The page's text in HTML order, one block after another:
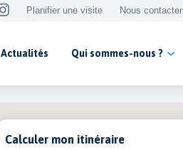
Planifier une visite Nous contacter
Actualités Qui sommes-nous ?
Calculer mon itinéraire